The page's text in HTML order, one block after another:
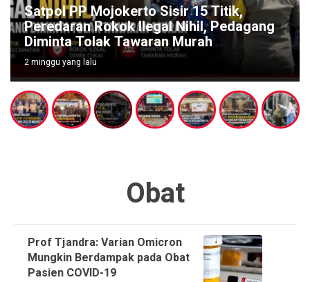
Satpol PP Mojokerto Sisir 15 Titik,
Peredaran Rokok Ilegal Nihil, Pedagang
Diminta Tolak Tawaran Murah
2 minggu yang lalu
Obat
Prof Tjandra: Varian Omicron
Mungkin Berdampak pada Obat
Pasien COVID-19